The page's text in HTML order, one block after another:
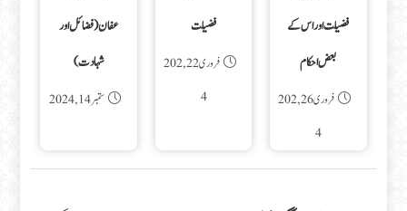
فضیلت اور اس کے
بعض احکام
فروری 26, 202
4
فضیلت
فروری 22, 202
4
عفان (فضائل اور
شہادت)
ستمبر 14, 2024